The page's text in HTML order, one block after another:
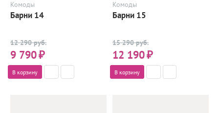
Комоды
Барни 14
12 290 руб.
9 790₽
В корзину
Комоды
Барни 15
15 290 руб.
12 190₽
В корзину